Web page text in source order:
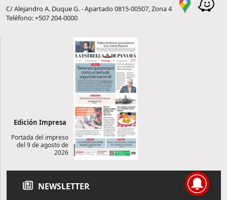
C/ Alejandro A. Duque G. - Apartado 0815-00507, Zona 4
Teléfono: +507 204-0000
Edición Impresa
Portada del impreso
del 9 de agosto de
2026
NEWSLETTER